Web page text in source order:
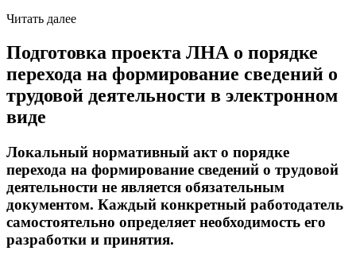
Читать далее
Подготовка проекта ЛНА о порядке
перехода на формирование сведений о
трудовой деятельности в электронном
виде
Локальный нормативный акт о порядке
перехода на формирование сведений о трудовой
деятельности не является обязательным
документом. Каждый конкретный работодатель
самостоятельно определяет необходимость его
разработки и принятия.